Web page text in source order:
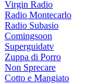
Virgin Radio
Radio Montecarlo
Radio Subasio
Comingsoon
Superguidatv
Zuppa di Porro
Non Sprecare
Cotto e Mangiato